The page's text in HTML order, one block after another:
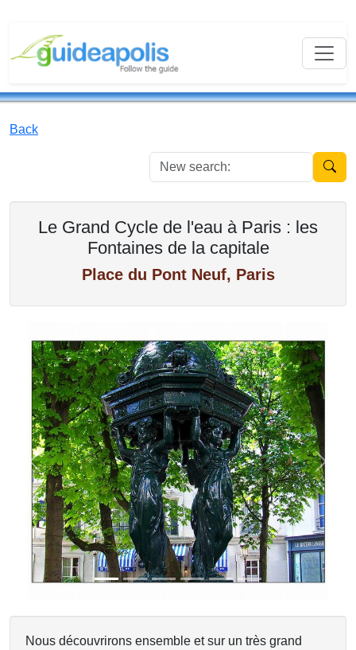
Back
New
Le Grand Cycle de l'eau à Paris : les
Fontaines de la capitale
Place du Pont Neuf, Paris
Previous Next
Nous découvrirons ensemble et sur un très grand